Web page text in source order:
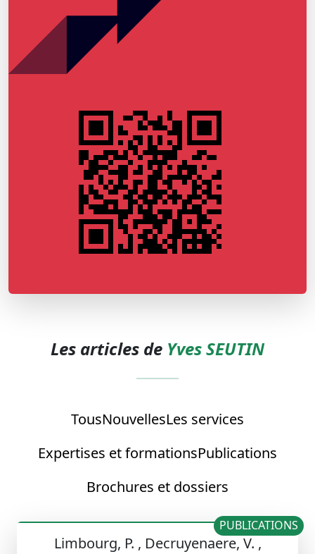
Les articles de Yves SEUTIN
TousNouvellesLes services
Expertises et formationsPublications
Brochures et dossiers
Limbourg, P. , Decruyenaere, V. ,
PUBLICATIONS